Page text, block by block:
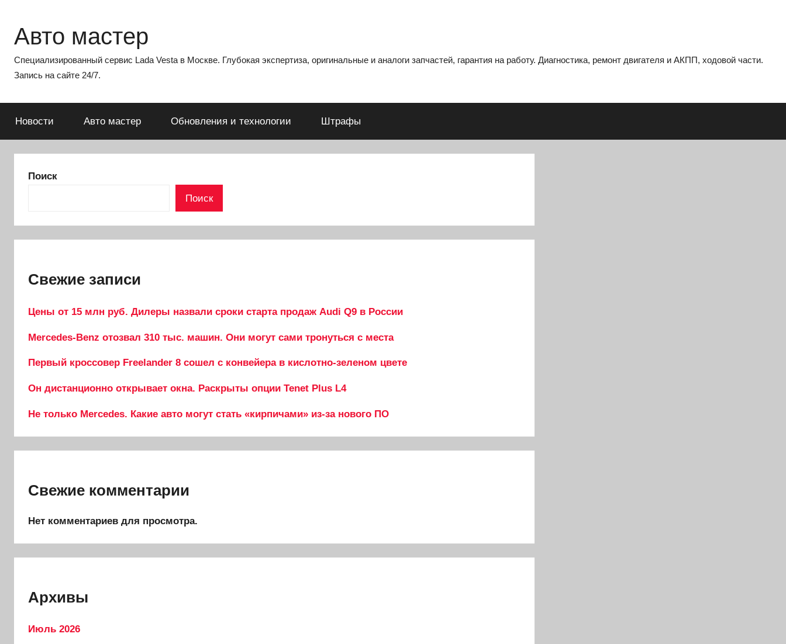
содержимому
Авто мастер
Специализированный сервис Lada Vesta в Москве. Глубокая экспертиза, оригинальные и аналоги запчастей, гарантия на работу. Диагностика, ремонт двигателя и АКПП, ходовой части.
Запись на сайте 24/7.
Новости Авто мастер Обновления и технологии Штрафы
Поиск
Поиск
Свежие записи
Цены от 15 млн руб. Дилеры назвали сроки старта продаж Audi Q9 в России
Mercedes-Benz отозвал 310 тыс. машин. Они могут сами тронуться с места
Первый кроссовер Freelander 8 сошел с конвейера в кислотно-зеленом цвете
Он дистанционно открывает окна. Раскрыты опции Tenet Plus L4
Не только Mercedes. Какие авто могут стать «кирпичами» из-за нового ПО
Свежие комментарии
Нет комментариев для просмотра.
Архивы
Июль 2026